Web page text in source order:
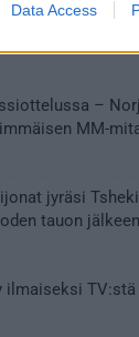
Data Access
–
MM-
jyräsi
tauon jälkeen
ilmaiseksi